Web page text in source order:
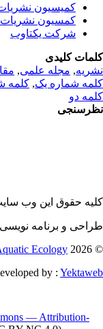
کمیسیون نشریات
کمسیون نشریات
شرکت یکتاوب
کلیدی
,مجله علمی,
شماره یک,کلمه
دو
حقوق این وب
و برنامه نویسی :
©
Aquatic Ecology
by :
— Attribution-